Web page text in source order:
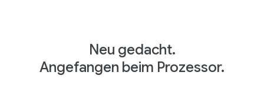
Neu gedacht.
Angefangen beim Prozessor.